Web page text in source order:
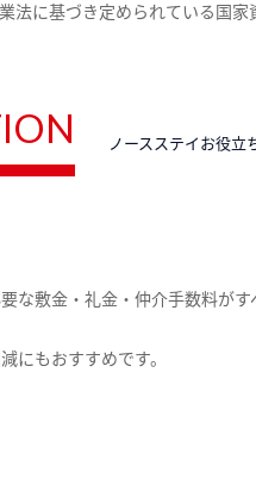
法に基づき定められている国
ノースステイお役立
な敷金・礼金・仲介手数料がす
にもおすすめです。